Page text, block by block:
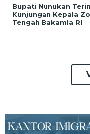
Bupati Nunukan
Kunjungan Kepala
Tengah Bakamla RI